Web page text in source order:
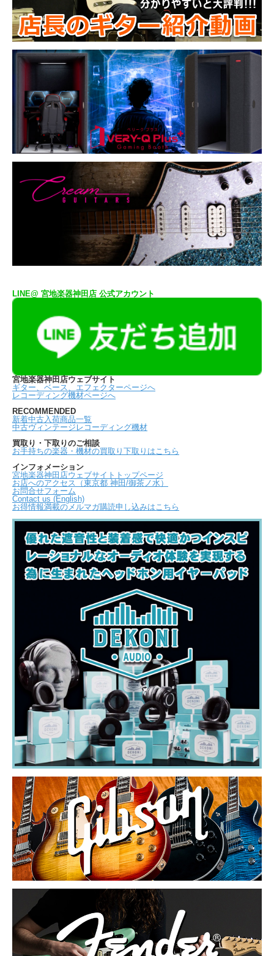
LINE@ 宮地楽器神田店 公式アカウント
宮地楽器神田店ウェブサイト
ギター、ベース、エフェクターページへ
レコーディング機材ページへ
RECOMMENDED
新着中古入荷商品一覧
中古ヴィンテージレコーディング機材
買取り・下取りのご相談
お手持ちの楽器・機材の買取り下取りはこちら
インフォメーション
宮地楽器神田店ウェブサイトトップページ
お店へのアクセス（東京都 神田/御茶ノ水）
お問合せフォーム
Contact us (English)
お得情報満載のメルマガ購読申し込みはこちら